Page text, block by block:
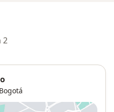
2
Bogotá